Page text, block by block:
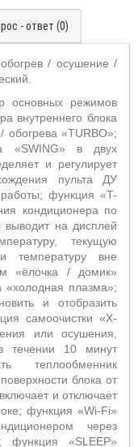
- ответ (0)
/ осушение /
основных режимов
внутреннего блока
обогрева «TURBO»;
«SWING» в двух
и регулирует
пульта ДУ
функция «T-
кондиционера по
выводит на дисплей
текущую
температуру вне
«ёлочка / домик»
«холодная плазма»;
и отобразить
самоочистки «X-
или осушения,
течении 10 минут
теплообменник
блока от
и отключает
функция «Wi-Fi»
через
функция «SLEEP»